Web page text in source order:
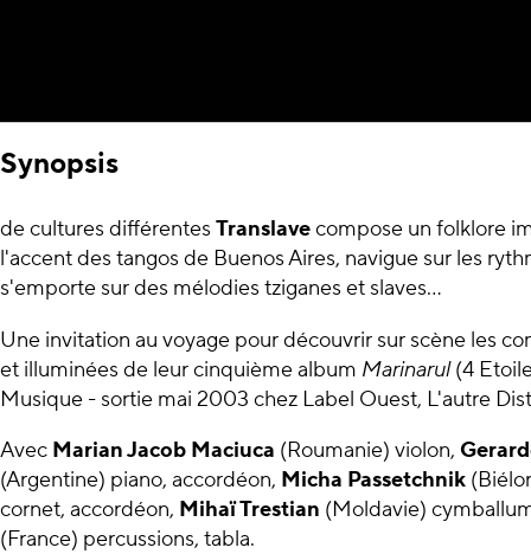
Synopsis
de cultures différentes Translavecompose un folklore
l'accent des tangos de Buenos Aires, navigue sur les
s'emporte sur des mélodies tziganes et slaves...
Une invitation au voyage pour découvrir sur scène les
et illuminées de leur cinquième album Marinarul(4
Musique - sortie mai 2003 chez Label Ouest, L'autre
Avec Marian Jacob Maciuca (Roumanie) violon,
(Argentine) piano, accordéon, Micha Passetchnik
cornet, accordéon, Mihaï Trestian (Moldavie)
(France) percussions, tabla.